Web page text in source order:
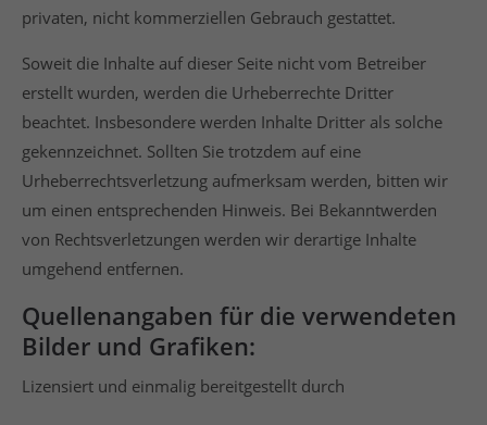
privaten, nicht kommerziellen Gebrauch gestattet.
Soweit die Inhalte auf dieser Seite nicht vom Betreiber
erstellt wurden, werden die Urheberrechte Dritter
beachtet. Insbesondere werden Inhalte Dritter als solche
gekennzeichnet. Sollten Sie trotzdem auf eine
Urheberrechtsverletzung aufmerksam werden, bitten wir
um einen entsprechenden Hinweis. Bei Bekanntwerden
von Rechtsverletzungen werden wir derartige Inhalte
umgehend entfernen.
Quellenangaben für die verwendeten
Bilder und Grafiken:
Lizensiert und einmalig bereitgestellt durch